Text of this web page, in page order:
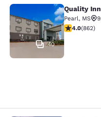
Quality Inn &
40
Quality
Pearl, MS
calificación
4.0(862)